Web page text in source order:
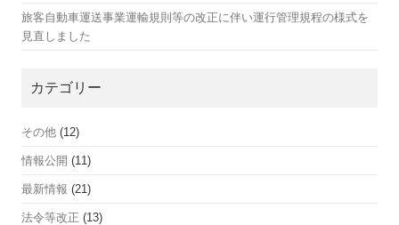
旅客自動車運送事業運輸規則等の改正に伴い運行管理規程の様式を
見直しました
カテゴリー
その他 (12)
情報公開 (11)
最新情報 (21)
法令等改正 (13)